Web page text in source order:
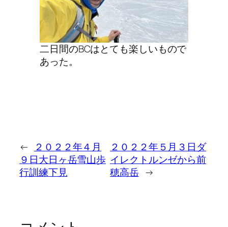
二日間のBCはとても楽しいもので
あった。
←
２０２２年４月
９日大日ヶ岳雪山歩
行訓練下見
２０２２年５月３日ダ
イレクトルンゼから前
穂高岳 →